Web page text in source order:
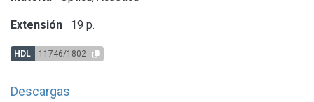
Extensión 19 p.
HDL 11746/1802
Descargas